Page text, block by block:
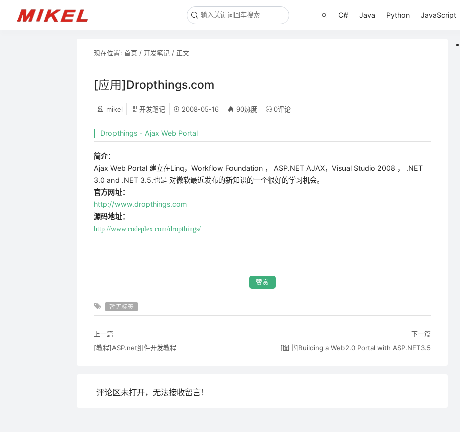
C# Java Python JavaScript
现在位置: 首页 / 开发笔记 / 正文
[应用]Dropthings.com
mikel 开发笔记 2008-05-16 90热度 0评论
Dropthings - Ajax Web Portal
简介：
Ajax Web Portal 建立在Linq，Workflow Foundation ， ASP.NET AJAX，Visual Studio 2008 ， .NET
3.0 and .NET 3.5.也是 对微软最近发布的新知识的一个很好的学习机会。
官方网址：
http://www.dropthings.com
源码地址：
http://www.codeplex.com/dropthings/
赞赏
暂无标签
上一篇
[教程]ASP.net组件开发教程
下一篇
[图书]Building a Web2.0 Portal with ASP.NET3.5
评论区未打开，无法接收留言！